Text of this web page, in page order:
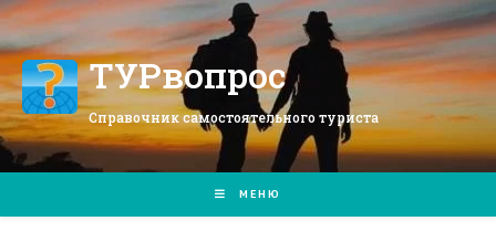
Перейти
к
содержимомуТУРвопрос
Справочник самостоятельного туриста
МЕНЮ